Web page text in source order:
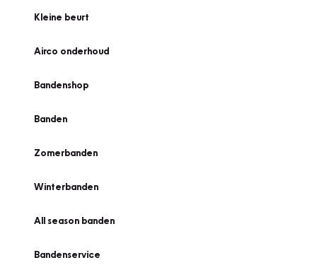
Kleine beurt
Airco onderhoud
Bandenshop
Banden
Zomerbanden
Winterbanden
All season banden
Bandenservice